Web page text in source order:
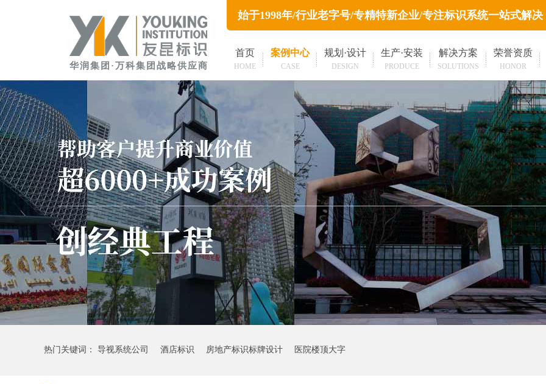
华润集团·万科集团战略供应商
始于1998年/行业老字号/专精特新企业/专注标识系统一站式解决
首页
HOME
案例中心
CASE
规划·设计
DESIGN
生产·安装
PRODUCE
解决方案
SOLUTIONS
荣誉资质
HONOR
热门关键词： 导视系统公司 酒店标识 房地产标识标牌设计 医院楼顶大字